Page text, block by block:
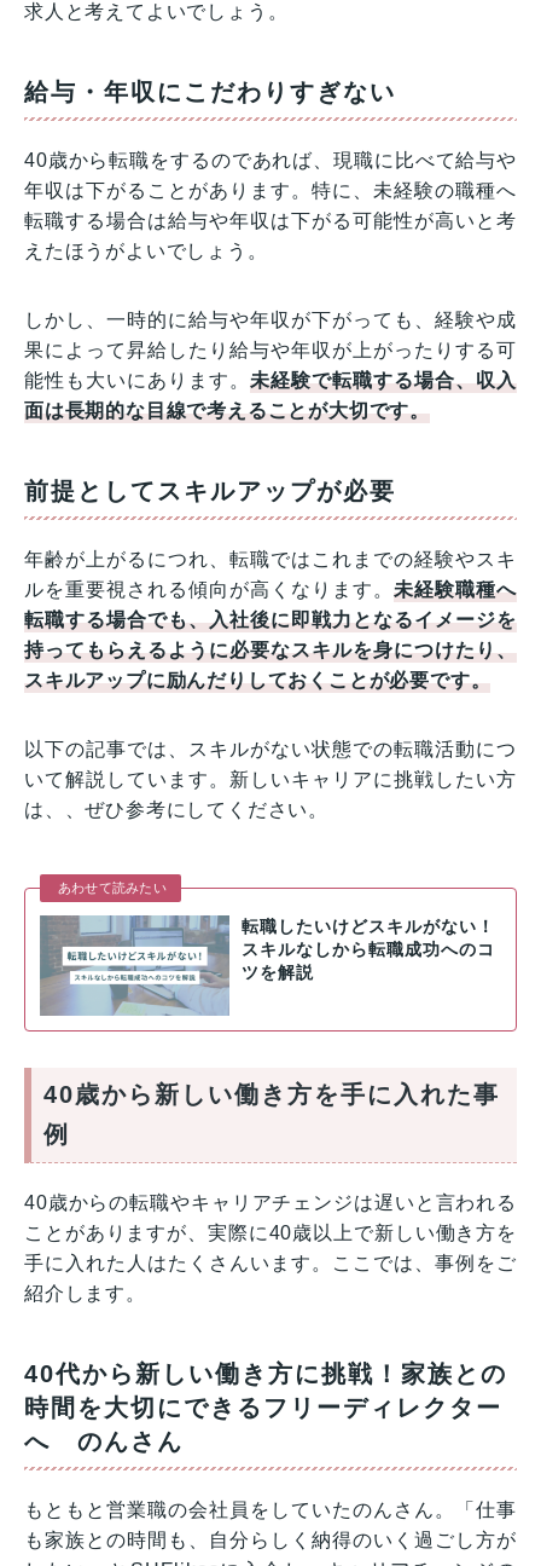
求人と考えてよいでしょう。
給与・年収にこだわりすぎない
40歳から転職をするのであれば、現職に比べて給与や
年収は下がることがあります。特に、未経験の職種へ
転職する場合は給与や年収は下がる可能性が高いと考
えたほうがよいでしょう。
しかし、一時的に給与や年収が下がっても、経験や成
果によって昇給したり給与や年収が上がったりする可
能性も大いにあります。未経験で転職する場合、収入
面は長期的な目線で考えることが大切です。
前提としてスキルアップが必要
年齢が上がるにつれ、転職ではこれまでの経験やスキ
ルを重要視される傾向が高くなります。未経験職種へ
転職する場合でも、入社後に即戦力となるイメージを
持ってもらえるように必要なスキルを身につけたり、
スキルアップに励んだりしておくことが必要です。
以下の記事では、スキルがない状態での転職活動につ
いて解説しています。新しいキャリアに挑戦したい方
は、、ぜひ参考にしてください。
あわせて読みたい
転職したいけどスキルがない！
スキルなしから転職成功へのコ
ツを解説
40歳から新しい働き方を手に入れた事
例
40歳からの転職やキャリアチェンジは遅いと言われる
ことがありますが、実際に40歳以上で新しい働き方を
手に入れた人はたくさんいます。ここでは、事例をご
紹介します。
40代から新しい働き方に挑戦！家族との
時間を大切にできるフリーディレクター
へ のんさん
もともと営業職の会社員をしていたのんさん。「仕事
も家族との時間も、自分らしく納得のいく過ごし方が